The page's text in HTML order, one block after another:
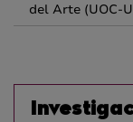
del Arte (UOC-